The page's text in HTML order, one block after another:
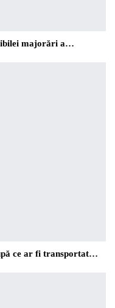
majorări a…
ce ar fi transportat…